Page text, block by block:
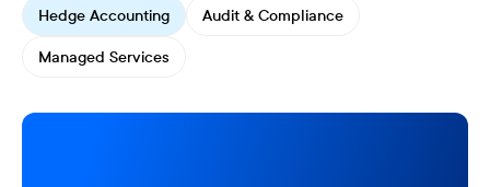
Hedge Accounting Audit & Compliance
Managed Services